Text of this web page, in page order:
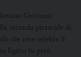
Giovanni
seconda piramide di
che rese celebre il
Egitto fu però